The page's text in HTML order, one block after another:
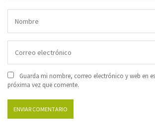
Guarda mi nombre, correo electrónico y web en
próxima vez que comente.